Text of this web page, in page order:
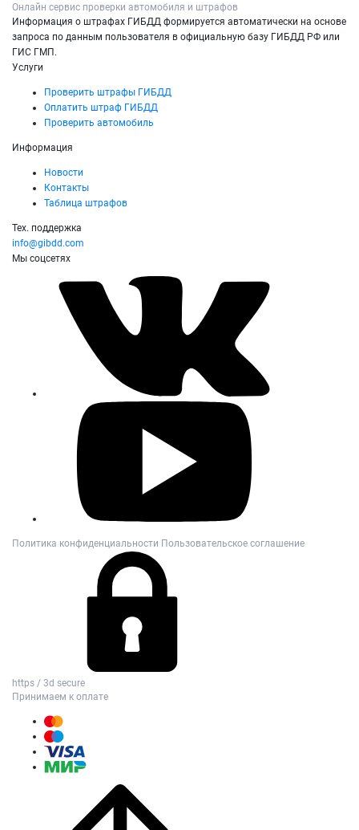
Онлайн сервис проверки автомобиля и штрафов
Информация о штрафах ГИБДД формируется автоматически на основе
запроса по данным пользователя в официальную базу ГИБДД РФ или
ГИС ГМП.
Услуги
Проверить штрафы ГИБДД
Оплатить штраф ГИБДД
Проверить автомобиль
Информация
Новости
Контакты
Таблица штрафов
Тех. поддержка
info@gibdd.com
Мы соцсетях
Политика конфиденциальности Пользовательское соглашение
https / 3d secure
Принимаем к оплате